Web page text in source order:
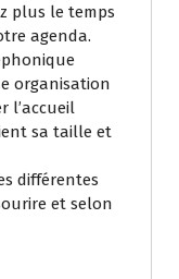
plus le temps
agenda.
organisation
l’accueil
sa taille et
différentes
et selon